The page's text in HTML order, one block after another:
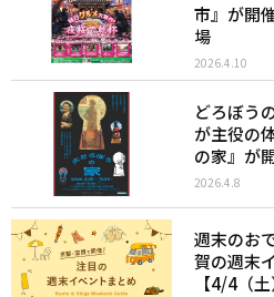
市』が開
場
2026.4.10
どろぼう
が主役の
の家』が
2026.4.8
週末のお
賀の週末
【4/4（